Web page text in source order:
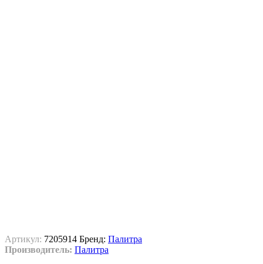
Артикул: 7205914 Бренд: Палитра
Производитель: Палитра